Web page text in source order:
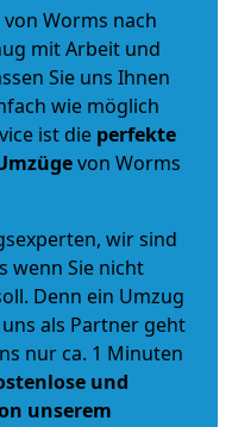
Worms nach
mit Arbeit und
Sie uns Ihnen
wie möglich
ist die perfekte
von Worms
wir sind
wenn Sie nicht
Denn ein Umzug
als Partner geht
nur ca. 1 Minuten
und
unserem